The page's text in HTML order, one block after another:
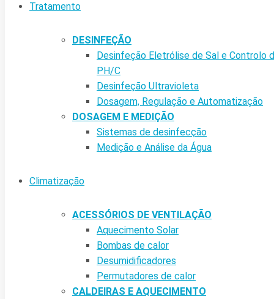
Tratamento
DESINFEÇÃO
Desinfeção Eletrólise de Sal e Controlo
PH/C
Desinfeção Ultravioleta
Dosagem, Regulação e Automatização
DOSAGEM E MEDIÇÃO
Sistemas de desinfecção
Medição e Análise da Água
Climatização
ACESSÓRIOS DE VENTILAÇÃO
Aquecimento Solar
Bombas de calor
Desumidificadores
Permutadores de calor
CALDEIRAS E AQUECIMENTO